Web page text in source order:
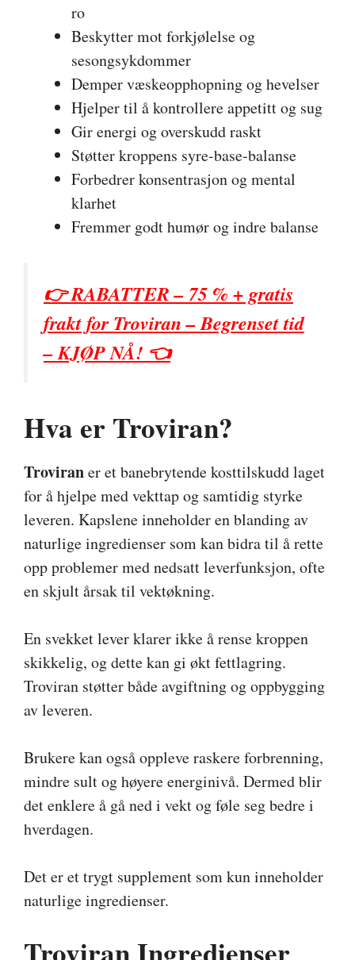
ro
Beskytter mot forkjølelse og
sesongsykdommer
Demper væskeopphopning og hevelser
Hjelper til å kontrollere appetitt og sug
Gir energi og overskudd raskt
Støtter kroppens syre-base-balanse
Forbedrer konsentrasjon og mental
klarhet
Fremmer godt humør og indre balanse
👉 RABATTER – 75 % + gratis
frakt for Troviran – Begrenset tid
– KJØP NÅ! 👈
Hva er Troviran?
Troviraner et banebrytende kosttilskudd laget
for å hjelpe med vekttap og samtidig styrke
leveren. Kapslene inneholder en blanding av
naturlige ingredienser som kan bidra til å rette
opp problemer med nedsatt leverfunksjon, ofte
en skjult årsak til vektøkning.
En svekket lever klarer ikke å rense kroppen
skikkelig, og dette kan gi økt fettlagring.
Troviran støtter både avgiftning og oppbygging
av leveren.
Brukere kan også oppleve raskere forbrenning,
mindre sult og høyere energinivå. Dermed blir
det enklere å gå ned i vekt og føle seg bedre i
hverdagen.
Det er et trygt supplement som kun inneholder
naturlige ingredienser.